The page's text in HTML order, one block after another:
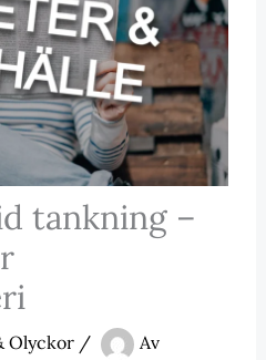
tankning –
Olyckor/
Av